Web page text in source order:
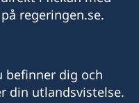
regeringen.se.
befinner dig och
din utlandsvistelse.